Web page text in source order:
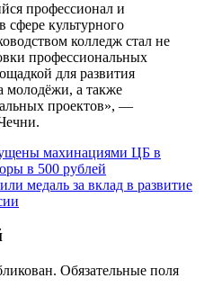
профессионал и
культурного
колледж стал не
профессиональных
для развития
молодёжи, а также
проектов», —
махинациями ЦБ в
в 500 рублей
медаль за вклад в развитие
Обязательные поля